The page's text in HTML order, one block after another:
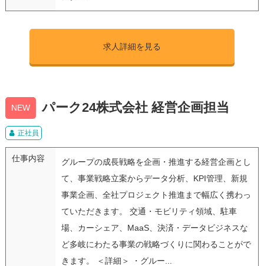
求人詳細を見る
NEW パーク24株式会社 経営企画担当
正社員
仕事内容
グループの成長戦略を企画・推進する経営企画とし
て、事業戦略立案からデータ分析、KPI管理、新規
事業企画、全社プロジェクト推進まで幅広く携わっ
ていただきます。 交通・モビリティ領域、駐車
場、カーシェア、MaaS、決済・データビジネスな
ど多岐にわたる事業の戦略づくりに関わることがで
きます。 ＜詳細＞ ・グルー...